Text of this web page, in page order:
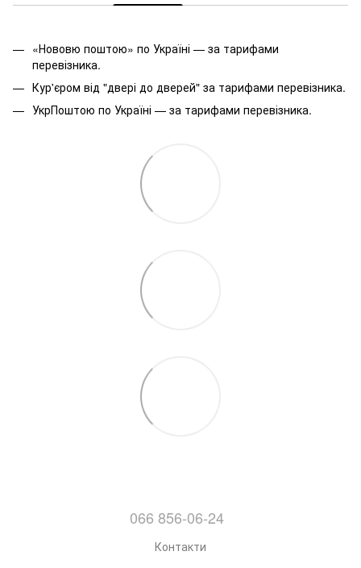
«Нововю поштою» по Україні — за тарифами
перевізника.
Кур'єром від "двері до дверей" за тарифами перевізника.
УкрПоштою по Україні — за тарифами перевізника.
066 856-06-24
Контакти